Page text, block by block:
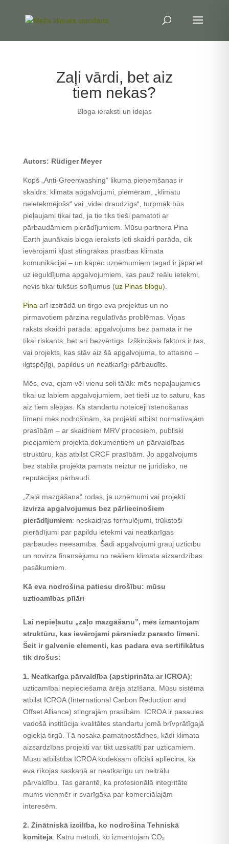
Zaļi vārdi, bet aiz
tiem nekas?
Bloga ieraksti un idejas
Autors: Rüdiger Meyer
Kopš „Anti-Greenwashing“ likuma pieņemšanas ir
skaidrs: klimata apgalvojumi, piemēram, „klimatu
neietekmējošs“ vai „videi draudzīgs“, turpmāk būs
pieļaujami tikai tad, ja tie tiks tieši pamatoti ar
pārbaudāmiem pierādījumiem. Mūsu partnera Pina
Earth jaunākais bloga ieraksts ļoti skaidri parāda, cik
ievērojami kļūst stingrākas prasības klimata
komunikācijai – un kāpēc uzņēmumiem tagad ir jāpāriet
uz ieguldījuma apgalvojumiem, kas pauž reālu ietekmi,
nevis tikai tukšus solījumus (uz Pinas blogu).
Pina arī izstrādā un tirgo eva projektus un no
pirmavotiem pārzina regulatīvās problēmas. Viņas
raksts skaidri parāda: apgalvojums bez pamata ir ne
tikai riskants, bet arī bezvērtīgs. Izšķirošais faktors ir tas,
vai projekts, kas stāv aiz šā apgalvojuma, to attaisno –
ilgtspējīgi, papildus un neatkarīgi pārbaudīts.
Mēs, eva, ejam vēl vienu soli tālāk: mēs nepaļaujamies
tikai uz labiem apgalvojumiem, bet tieši uz to saturu, kas
aiz tiem slēpjas. Kā standartu noteicēji īstenošanas
līmenī mēs nodrošinām, ka projekti atbilst normatīvajām
prasībām – ar skaidriem MRV procesiem, publiski
pieejamiem projekta dokumentiem un pārvaldības
struktūru, kas atbilst CRCF prasībām. Jo apgalvojums
bez stabila projekta pamata neiztur ne juridisko, ne
reputācijas pārbaudi.
„Zaļā mazgāšana“ rodas, ja uzņēmumi vai projekti
izvirza apgalvojumus bez pārliecinošiem
pierādījumiem: neskaidras formulējumi, trūkstoši
pierādījumi par papildu ietekmi vai neatkarīgas
pārbaudes neesamība. Šādi apgalvojumi grauj uzticību
un novirza finansējumu no reāliem klimata aizsardzības
pasākumiem.
Kā eva nodrošina patiesu drošību: mūsu
uzticamības pīlāri
Lai nepieļautu „zaļo mazgāšanu”, mēs izmantojam
struktūru, kas ievērojami pārsniedz parasto līmeni.
Šeit ir galvenie elementi, kas padara eva sertifikātus
tik drošus:
1. Neatkarīga pārvaldība (apstiprināta ar ICROA):
uzticamībai nepieciešama ārēja atzīšana. Mūsu sistēma
atbilst ICROA (International Carbon Reduction and
Offset Alliance) stingrajām prasībām. ICROA ir pasaules
vadošā institūcija kvalitātes standartu jomā brīvprātīgajā
oglekļa tirgū. Tā nosaka pamatnostādnes, kādi klimata
aizsardzības projekti var tikt uzskatīti par uzticamiem.
Mūsu atbilstība ICROA kodeksam oficiāli apliecina, ka
eva rīkojas saskaņā ar neatkarīgu un neitrālu
pārvaldību. Tas garantē, ka profesionālā integritāte
mums vienmēr ir svarīgāka par komerciālajām
interesēm.
2. Zinātniskā izcilība, ko nodrošina Tehniskā
komiteja: Katru metodi, ko izmantojam CO₂